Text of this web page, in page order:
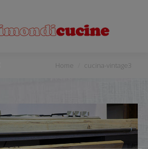
You are here:
Home cucina-vintage3